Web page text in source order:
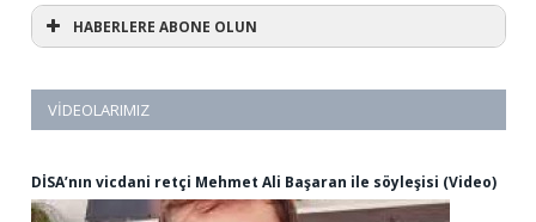
HABERLERE ABONE OLUN
VIDEOLARIMIZ
DİSA’nın vicdani retçi Mehmet Ali Başaran ile söyleşisi (Video)